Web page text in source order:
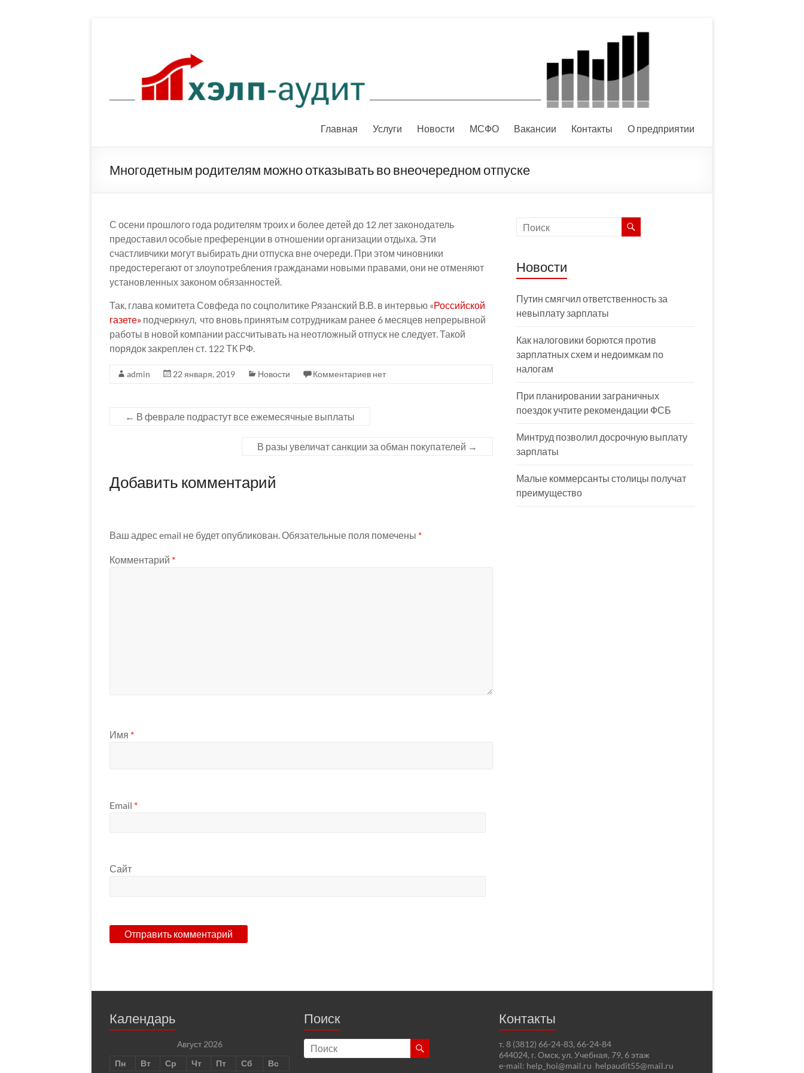
Главная Услуги Новости МСФО Вакансии Контакты О предприятии
Многодетным родителям можно отказывать во внеочередном отпуске
С осени прошлого года родителям троих и более детей до 12 лет законодатель
предоставил особые преференции в отношении организации отдыха. Эти
счастливчики могут выбирать дни отпуска вне очереди. При этом чиновники
предостерегают от злоупотребления гражданами новыми правами, они не отменяют
установленных законом обязанностей.
Так, глава комитета Совфеда по соцполитике Рязанский В.В. в интервью «Российской
газете» подчеркнул, что вновь принятым сотрудникам ранее 6 месяцев непрерывной
работы в новой компании рассчитывать на неотложный отпуск не следует. Такой
порядок закреплен ст. 122 ТК РФ.
admin 22 января, 2019 Новости Комментариев нет
← В феврале подрастут все ежемесячные выплаты
В разы увеличат санкции за обман покупателей →
Добавить комментарий
Ваш адрес email не будет опубликован. Обязательные поля помечены *
Комментарий *
Имя *
Email *
Сайт
Новости
Путин смягчил ответственность за
невыплату зарплаты
Как налоговики борются против
зарплатных схем и недоимкам по
налогам
При планировании заграничных
поездок учтите рекомендации ФСБ
Минтруд позволил досрочную выплату
зарплаты
Малые коммерсанты столицы получат
преимущество
Календарь
Август 2026
Пн
Вт Ср Чт Пт Сб
Вс
Поиск Контакты
т. 8 (3812) 66-24-83, 66-24-84
644024, г. Омск, ул. Учебная, 79, 6 этаж
e-mail: help_hoi@mail.ru helpaudit55@mail.ru